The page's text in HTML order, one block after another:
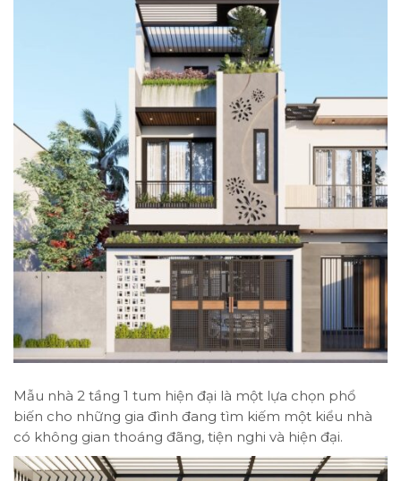
Mẫu nhà 2 tầng 1 tum hiện đại là một lựa chọn phổ
biến cho những gia đình đang tìm kiếm một kiểu nhà
có không gian thoáng đãng, tiện nghi và hiện đại.